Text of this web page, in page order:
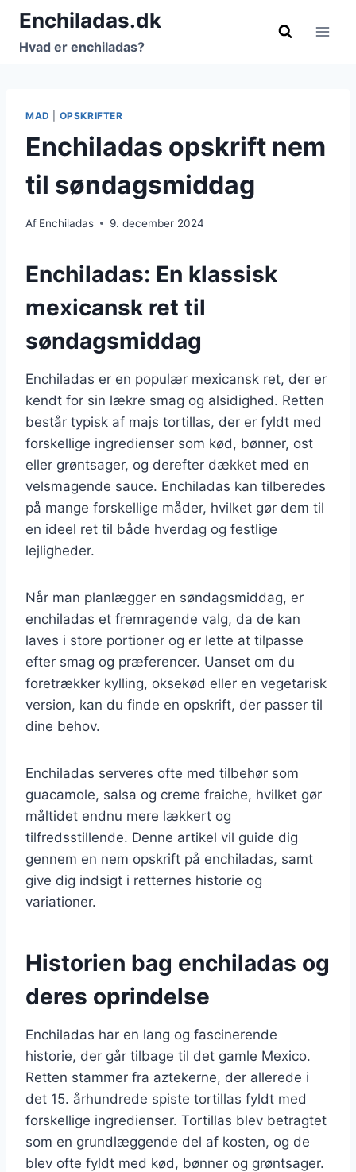
Fortsæt
indhold
Enchiladas.dk
Hvad er enchiladas?
MAD OPSKRIFTER
Enchiladas opskrift nem
til søndagsmiddag
Af Enchiladas 9. december 2024
Enchiladas: En klassisk
mexicansk ret til
søndagsmiddag
Enchiladas er en populær mexicansk ret, der er
kendt for sin lækre smag og alsidighed. Retten
består typisk af majs tortillas, der er fyldt med
forskellige ingredienser som kød, bønner, ost
eller grøntsager, og derefter dækket med en
velsmagende sauce. Enchiladas kan tilberedes
på mange forskellige måder, hvilket gør dem til
en ideel ret til både hverdag og festlige
lejligheder.
Når man planlægger en søndagsmiddag, er
enchiladas et fremragende valg, da de kan
laves i store portioner og er lette at tilpasse
efter smag og præferencer. Uanset om du
foretrækker kylling, oksekød eller en vegetarisk
version, kan du finde en opskrift, der passer til
dine behov.
Enchiladas serveres ofte med tilbehør som
guacamole, salsa og creme fraiche, hvilket gør
måltidet endnu mere lækkert og
tilfredsstillende. Denne artikel vil guide dig
gennem en nem opskrift på enchiladas, samt
give dig indsigt i retternes historie og
variationer.
Historien bag enchiladas og
deres oprindelse
Enchiladas har en lang og fascinerende
historie, der går tilbage til det gamle Mexico.
Retten stammer fra aztekerne, der allerede i
det 15. århundrede spiste tortillas fyldt med
forskellige ingredienser. Tortillas blev betragtet
som en grundlæggende del af kosten, og de
blev ofte fyldt med kød, bønner og grøntsager.